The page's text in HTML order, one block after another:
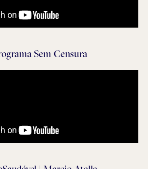
Sem Censura